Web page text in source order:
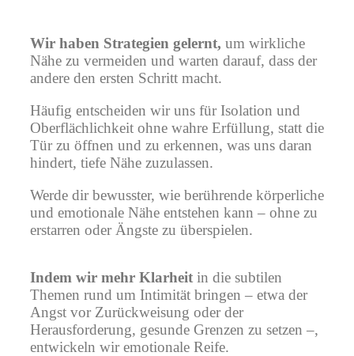
Wir haben Strategien gelernt, um wirkliche
Nähe zu vermeiden und warten darauf, dass der
andere den ersten Schritt macht.
Häufig entscheiden wir uns für Isolation und
Oberflächlichkeit ohne wahre Erfüllung, statt die
Tür zu öffnen und zu erkennen, was uns daran
hindert, tiefe Nähe zuzulassen.
Werde dir bewusster, wie berührende körperliche
und emotionale Nähe entstehen kann – ohne zu
erstarren oder Ängste zu überspielen.
Indem wir mehr Klarheit in die subtilen
Themen rund um Intimität bringen – etwa der
Angst vor Zurückweisung oder der
Herausforderung, gesunde Grenzen zu setzen –,
entwickeln wir emotionale Reife.